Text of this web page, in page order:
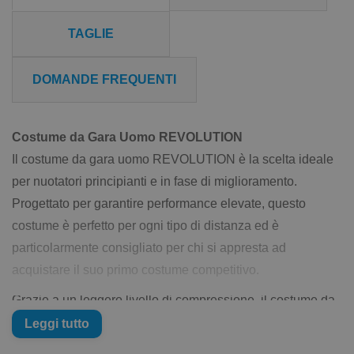
TAGLIE
DOMANDE FREQUENTI
Costume da Gara Uomo REVOLUTION
Il costume da gara uomo REVOLUTION è la scelta ideale
per nuotatori principianti e in fase di miglioramento.
Progettato per garantire performance elevate, questo
costume è perfetto per ogni tipo di distanza ed è
particolarmente consigliato per chi si appresta ad
acquistare il suo primo costume competitivo.
Grazie a un leggero livello di compressione, il costume da
gara uomo REVOLUTION offre il giusto equilibrio tra
Leggi tutto